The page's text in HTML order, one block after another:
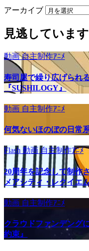
アーカイブ
見逃しています
動画自主制作ｱﾆﾒ
寿司屋で繰り広げられ
『SUSHILOGY』
動画 自主制作ｱﾆﾒ
何気ないほのぼの日常
Flash 動画自主制作ｱﾆﾒ
20周年を記念して制作
メアシティ・レクイエ
動画 自主制作ｱﾆﾒ
クラウドファンデング
約束』